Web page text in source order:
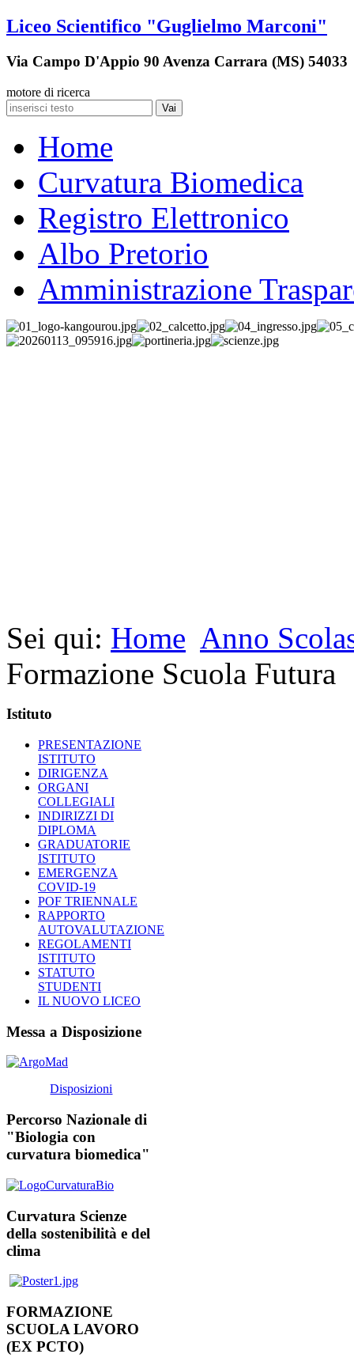
Liceo Scientifico "Guglielmo Marconi"
Via Campo D'Appio 90 Avenza Carrara (MS) 54033
motore di ricerca
Vai
Home
Curvatura Biomedica
Registro Elettronico
Albo Pretorio
Amministrazione
Sei qui: Home Anno
Formazione Scuola Futura
Istituto
PRESENTAZIONE
ISTITUTO
DIRIGENZA
ORGANI
COLLEGIALI
INDIRIZZI DI
DIPLOMA
GRADUATORIE
ISTITUTO
EMERGENZA
COVID-19
POF TRIENNALE
RAPPORTO
AUTOVALUTAZIONE
REGOLAMENTI
ISTITUTO
STATUTO
STUDENTI
IL NUOVO LICEO
Messa a Disposizione
Disposizioni
Percorso Nazionale di
"Biologia con
curvatura biomedica"
Curvatura Scienze
della sostenibilità e del
clima
FORMAZIONE
SCUOLA LAVORO
(EX PCTO)